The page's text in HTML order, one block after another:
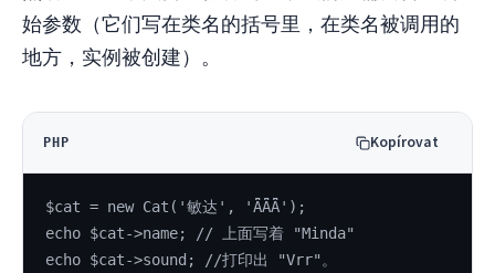
始参数（它们写在类名的括号里，在类名被调用的
地方，实例被创建）。
PHP Kopírovat
$cat = new Cat('敏达', 'ǞǞǞ');
echo $cat->name; // 上面写着 "Minda"
echo $cat->sound; //打印出 "Vrr"。